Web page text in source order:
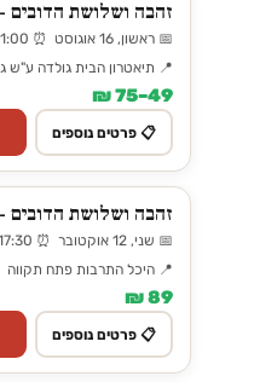
זהבה ושלושת הדובים
📅 ראשון, 16 אוגוסט ⏰ 11:00
📍 תיאטרון הבית גולדה ע"ש
49–75 ₪
📋 פרטים נוספים
זהבה ושלושת הדובים
📅 שני, 12 אוקטובר ⏰ 17:30
📍 היכל התרבות פתח תקווה
89 ₪
📋 פרטים נוספים